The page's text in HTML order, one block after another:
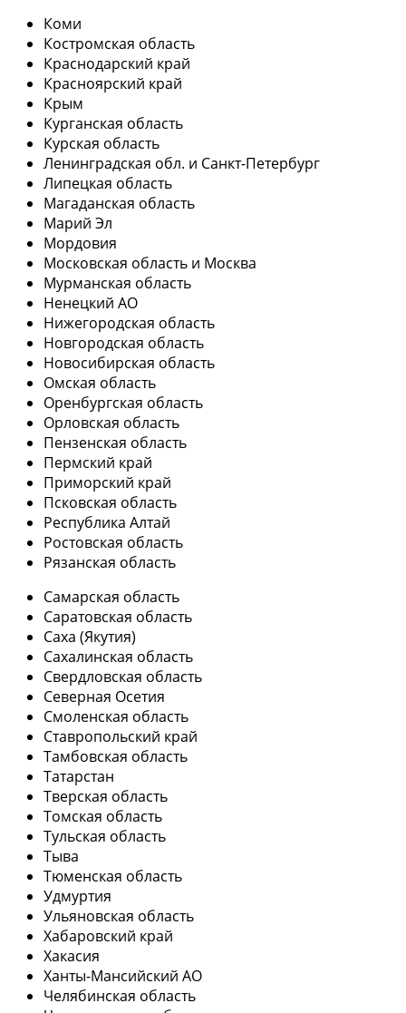
Коми
Костромская область
Краснодарский край
Красноярский край
Крым
Курганская область
Курская область
Ленинградская обл. и Санкт-Петербург
Липецкая область
Магаданская область
Марий Эл
Мордовия
Московская область и Москва
Мурманская область
Ненецкий АО
Нижегородская область
Новгородская область
Новосибирская область
Омская область
Оренбургская область
Орловская область
Пензенская область
Пермский край
Приморский край
Псковская область
Республика Алтай
Ростовская область
Рязанская область
Самарская область
Саратовская область
Саха (Якутия)
Сахалинская область
Свердловская область
Северная Осетия
Смоленская область
Ставропольский край
Тамбовская область
Татарстан
Тверская область
Томская область
Тульская область
Тыва
Тюменская область
Удмуртия
Ульяновская область
Хабаровский край
Хакасия
Ханты-Мансийский АО
Челябинская область